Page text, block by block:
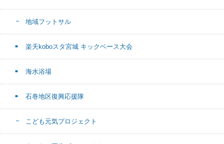
地域フットサル
楽天koboスタ宮城 キックベース大会
海水浴場
石巻地区復興応援隊
こども元気プロジェクト